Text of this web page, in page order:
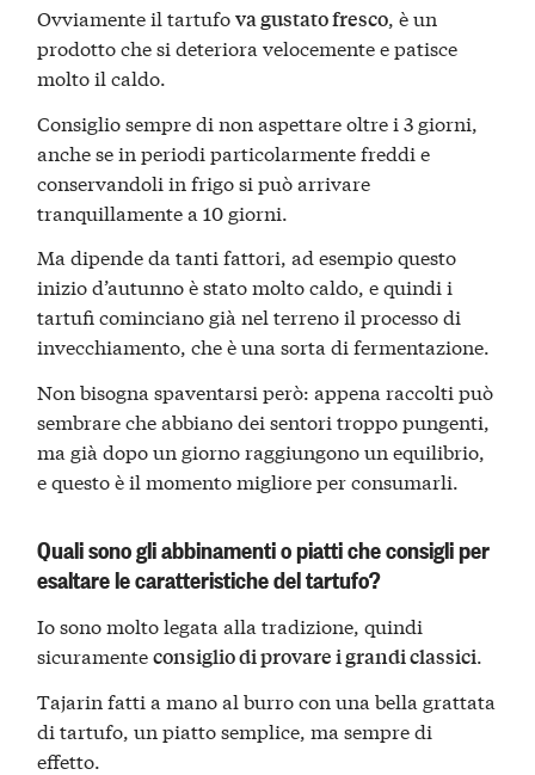
Ovviamente il tartufova gustato fresco, è un
prodotto che si deteriora velocemente e patisce
molto il caldo.
Consiglio sempre di non aspettare oltre i 3 giorni,
anche se in periodi particolarmente freddi e
conservandoli in frigo si può arrivare
tranquillamente a 10 giorni.
Ma dipende da tanti fattori, ad esempio questo
inizio d’autunno è stato molto caldo, e quindi i
tartufi cominciano già nel terreno il processo di
invecchiamento, che è una sorta di fermentazione.
Non bisogna spaventarsi però: appena raccolti può
sembrare che abbiano dei sentori troppo pungenti,
ma già dopo un giorno raggiungono un equilibrio,
e questo è il momento migliore per consumarli.
Quali sono gli abbinamenti o piatti che consigli per
esaltare le caratteristiche del tartufo?
Io sono molto legata alla tradizione, quindi
sicuramenteconsiglio di provare i grandi classici.
Tajarin fatti a mano al burro con una bella grattata
di tartufo, un piatto semplice, ma sempre di
effetto.